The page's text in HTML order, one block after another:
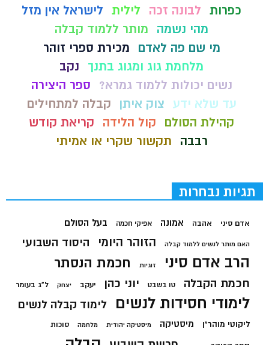
כפרות לבונה זכה לילית לישראל אין מזל
מהי נשמה
מותר ללמוד קבלה
מי שם פה לאדם
מכירת ספרי זוהר
מלחמת גוג ומגוג בתנך
נקב
נשים יכולות ללמוד גמרא?
ספר היצירה
עד שלא ידע צוק איתן
קבלה למתחילים
קהילת הסולם
קול הלידה
קריאת קודש
רבבה
תקשור שקרי או אמיתי
תגיות נבחרות
אדם סיני אהבה אמונה אפיקי חכמה בעל הסולם
האם מותר לנשים ללמוד קבלה הזוהר היומי היסוד השבועי
הרב אדם סיני זוגיות חכמת הנסתר
חכמת הקבלה טו בשבט יוני כהן יעקב יצחק ל"ג בעומר
לימודי חסידות לנשים לימוד קבלה לנשים
ליקוטי מוהר"ן מיסטיקה מיסטיקה יהודית מלחמה סוכות